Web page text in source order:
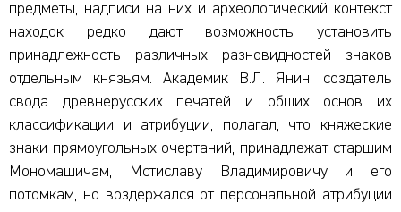
предметы, надписи на них и археологический контекст
находок редко дают возможность установить
принадлежность различных разновидностей знаков
отдельным князьям. Академик В.Л. Янин, создатель
свода древнерусских печатей и общих основ их
классификации и атрибуции, полагал, что княжеские
знаки прямоугольных очертаний, принадлежат старшим
Мономашичам, Мстиславу Владимировичу и его
потомкам, но воздержался от персональной атрибуции